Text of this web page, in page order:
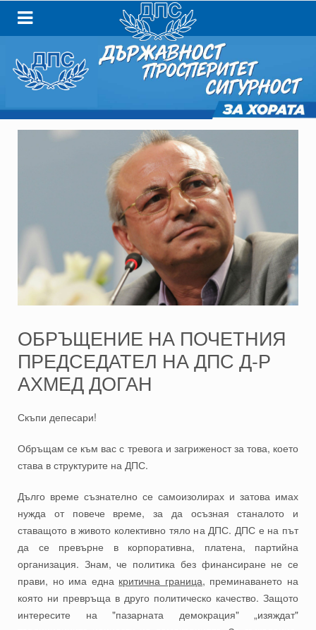
ОБРЪЩЕНИЕ НА ПОЧЕТНИЯ
ПРЕДСЕДАТЕЛ НА ДПС Д-Р
АХМЕД ДОГАН
Скъпи депесари!
Обръщам се към вас с тревога и загриженост за това, което
става в структурите на ДПС.
Дълго време съзнателно се самоизолирах и затова имах
нужда от повече време, за да осъзная станалото и
ставащото в живото колективно тяло на ДПС. ДПС е на път
да се превърне в корпоративна, платена, партийна
организация. Знам, че политика без финансиране не се
прави, но има една критична граница, преминаването на
която ни превръща в друго политическо качество. Защото
интересите на "пазарната демокрация" „изяждат"